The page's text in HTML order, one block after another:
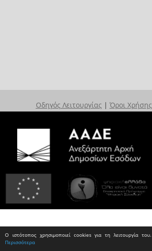
Ο ιστότοπος χρησιμοποιεί cookies για τη λειτουργία του.
Περισσότερα
Οδηγός Λειτουργίας | Όροι Χρήσης